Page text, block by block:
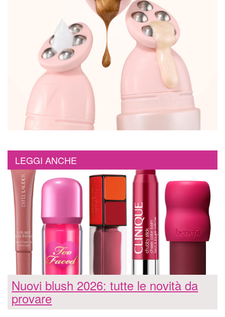
LEGGI ANCHE
Nuovi blush 2026: tutte le novità da
provare